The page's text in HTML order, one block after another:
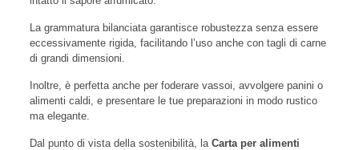
La grammatura bilanciata garantisce robustezza senza essere
eccessivamente rigida, facilitando l’uso anche con tagli di carne
di grandi dimensioni.
Inoltre, è perfetta anche per foderare vassoi, avvolgere panini o
alimenti caldi, e presentare le tue preparazioni in modo rustico
ma elegante.
Dal punto di vista della sostenibilità, la Carta per alimenti